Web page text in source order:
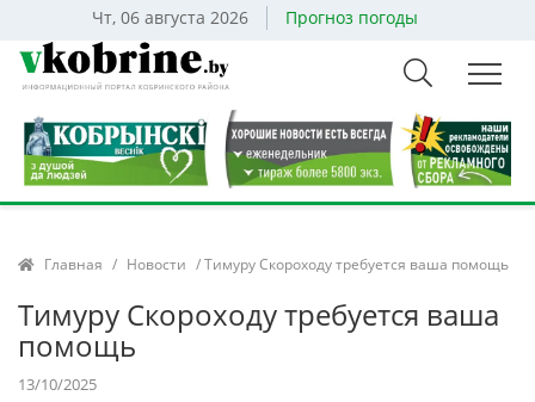
Чт, 06 августа 2026 Прогноз погоды
Главная / Новости / Тимуру Скороходу требуется ваша помощь
Тимуру Скороходу требуется ваша
помощь
13/10/2025